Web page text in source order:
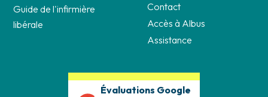
Guide de l'infirmière
libérale
Contact
Accès à Albus
Assistance
Évaluations Google